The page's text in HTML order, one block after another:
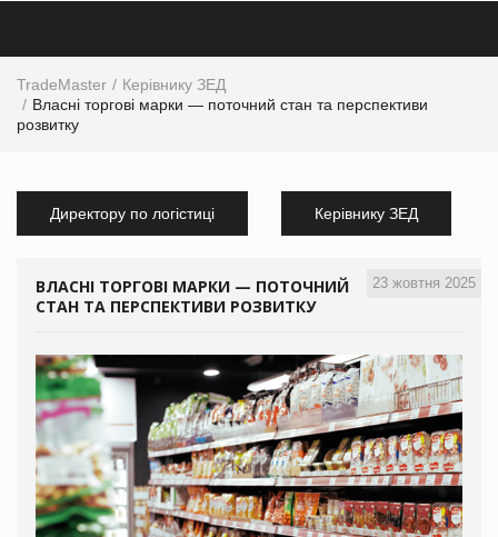
TradeMaster
Керівнику ЗЕД
Власні торгові марки — поточний стан та перспективи
розвитку
Директору по логістиці Керівнику ЗЕД
23 жовтня 2025
ВЛАСНІ ТОРГОВІ МАРКИ — ПОТОЧНИЙ
СТАН ТА ПЕРСПЕКТИВИ РОЗВИТКУ